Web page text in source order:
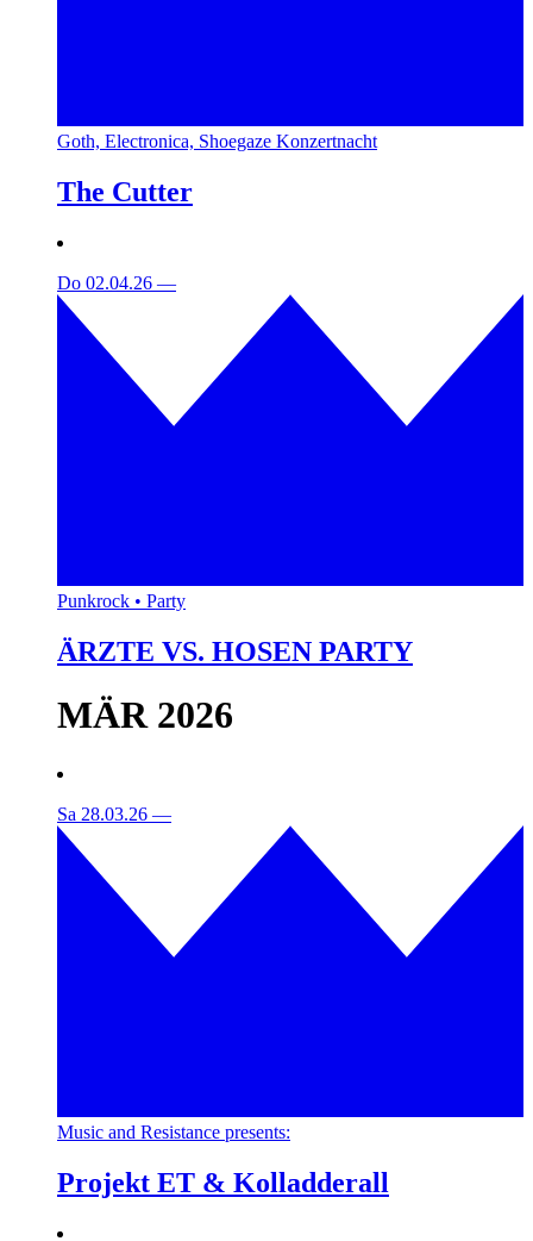
Goth, Electronica, Shoegaze Konzertnacht
The Cutter
Do 02.04.26 —
Punkrock • Party
ÄRZTE VS. HOSEN PARTY
MÄR 2026
Sa 28.03.26 —
Music and Resistance presents:
Projekt ET & Kolladderall